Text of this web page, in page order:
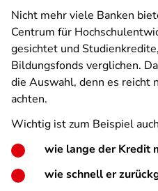
Nicht mehr viele Banken
Centrum für
gesichtet und
Bildungsfonds verglichen.
die Auswahl, denn es reicht
achten.
Wichtig ist zum Beispiel
wie lange der Kredit
wie schnell er